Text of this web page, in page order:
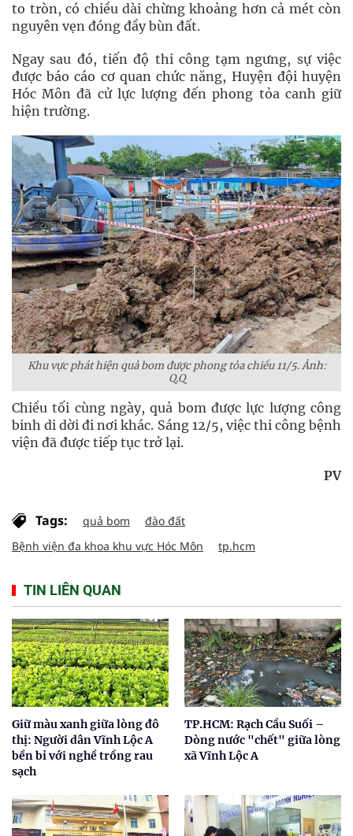
to tròn, có chiều dài chừng khoảng hơn cả mét còn
nguyên vẹn đóng đầy bùn đất.
Ngay sau đó, tiến độ thi công tạm ngưng, sự việc
được báo cáo cơ quan chức năng, Huyện đội huyện
Hóc Môn đã cử lực lượng đến phong tỏa canh giữ
hiện trường.
Khu vực phát hiện quả bom được phong tỏa chiều 11/5. Ảnh:
Q.Q
Chiều tối cùng ngày, quả bom được lực lượng công
binh di dời đi nơi khác. Sáng 12/5, việc thi công bệnh
viện đã được tiếp tục trở lại.
PV
Tags: quả bom
đào đất
Bệnh viện đa khoa khu vực Hóc Môn
tp.hcm
TIN LIÊN QUAN
Giữ màu xanh giữa lòng đô
thị: Người dân Vĩnh Lộc A
bền bỉ với nghề trồng rau
sạch
TP.HCM: Rạch Cầu Suối –
Dòng nước "chết" giữa lòng
xã Vĩnh Lộc A